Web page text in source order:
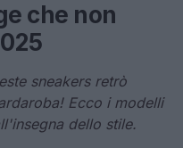
che non
sneakers retrò
Ecco i modelli
dello stile.